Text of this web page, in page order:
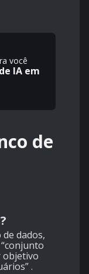
você
IA em
de
dados,
objetivo
.